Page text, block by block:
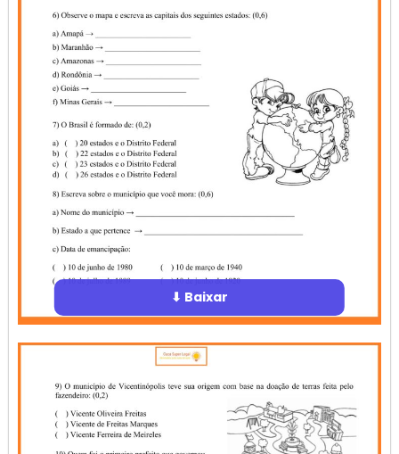
⬇ Baixar